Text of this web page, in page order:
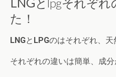
LNGとlpgそれぞ
た！
LNGと LPGのはそれぞれ、天
それぞれの違いは簡単、成分